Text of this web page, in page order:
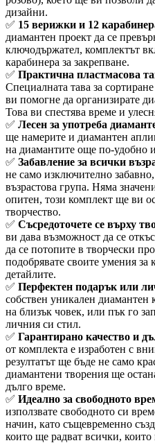
дизайни.
✅ 15 верижки и 12
диамантен проект да се
ключодържател, комплектът
карабинера за закрепване.
✅ Практична пластмасова
Специалната тава за
ви помогне да организирате
Това ви спестява време и
✅ Лесен за употреба
ще намерите и диамантен
на диамантите още по-удобно
✅ Забавление за всички
не само изключително
възрастова група. Няма
опитен, този комплект ще ви
творчество.
✅ Съсредоточете се върху
ви дава възможност да се
да се потопите в творчески
подобрявате своите умения
детайлите.
✅ Перфектен подарък или
собствен уникален диамантен
на близък човек, или пък го
личния си стил.
✅ Гарантирано качество и
от комплекта е изработен с
резултатът ще бъде не само
диамантени творения ще
дълго време.
✅ Идеално за свободното
използвате свободното си
начин, като същевременно
които ще радват всички, които